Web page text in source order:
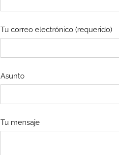
Tu correo electrónico (requerido)
Asunto
Tu mensaje